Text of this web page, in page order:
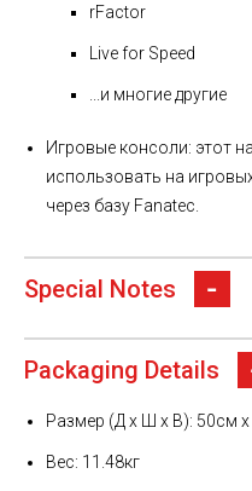
rFactor
Live for Speed
...и многие другие
Игровые консоли: этот
использовать на
через базу Fanatec.
Special Notes
Packaging Details
Размер (Д x Ш x В): 50см
Вес: 11.48кг